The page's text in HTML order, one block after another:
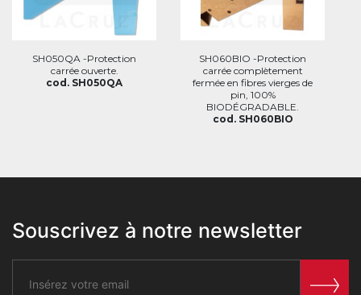
SH050QA -Protection
carrée ouverte.
cod. SH050QA
SH060BIO -Protection
carrée complètement
fermée en fibres vierges de
pin, 100%
BIODÉGRADABLE.
cod. SH060BIO
Souscrivez à notre newsletter